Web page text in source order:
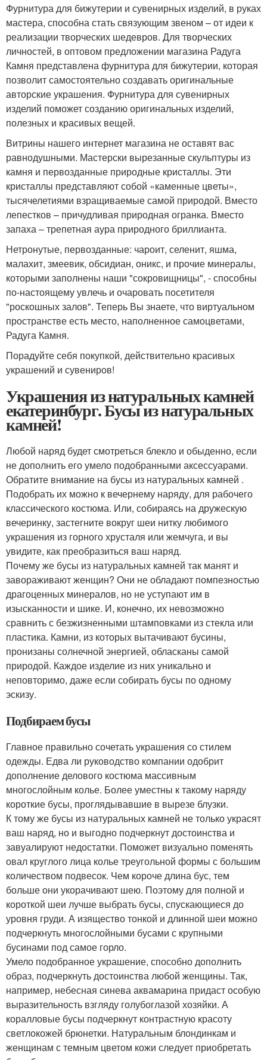
Фурнитура для бижутерии и сувенирных изделий, в руках
мастера, способна стать связующим звеном – от идеи к
реализации творческих шедевров. Для творческих
личностей, в оптовом предложении магазина Радуга
Камня представлена фурнитура для бижутерии, которая
позволит самостоятельно создавать оригинальные
авторские украшения. Фурнитура для сувенирных
изделий поможет созданию оригинальных изделий,
полезных и красивых вещей.
Витрины нашего интернет магазина не оставят вас
равнодушными. Мастерски вырезанные скульптуры из
камня и первозданные природные кристаллы. Эти
кристаллы представляют собой «каменные цветы»,
тысячелетиями взращиваемые самой природой. Вместо
лепестков – причудливая природная огранка. Вместо
запаха – трепетная аура природного бриллианта.
Нетронутые, первозданные: чароит, селенит, яшма,
малахит, змеевик, обсидиан, оникс, и прочие минералы,
которыми заполнены наши "сокровищницы", - способны
по-настоящему увлечь и очаровать посетителя
"роскошных залов". Теперь Вы знаете, что виртуальном
пространстве есть место, наполненное самоцветами,
Радуга Камня.
Порадуйте себя покупкой, действительно красивых
украшений и сувениров!
Украшения из натуральных камней
екатеринбург. Бусы из натуральных
камней!
Любой наряд будет смотреться блекло и обыденно, если
не дополнить его умело подобранными аксессуарами.
Обратите внимание на бусы из натуральных камней .
Подобрать их можно к вечернему наряду, для рабочего
классического костюма. Или, собираясь на дружескую
вечеринку, застегните вокруг шеи нитку любимого
украшения из горного хрусталя или жемчуга, и вы
увидите, как преобразиться ваш наряд.
Почему же бусы из натуральных камней так манят и
завораживают женщин? Они не обладают помпезностью
драгоценных минералов, но не уступают им в
изысканности и шике. И, конечно, их невозможно
сравнить с безжизненными штамповками из стекла или
пластика. Камни, из которых вытачивают бусины,
пронизаны солнечной энергией, обласканы самой
природой. Каждое изделие из них уникально и
неповторимо, даже если собирать бусы по одному
эскизу.
Подбираем бусы
Главное правильно сочетать украшения со стилем
одежды. Едва ли руководство компании одобрит
дополнение делового костюма массивным
многослойным колье. Более уместны к такому наряду
короткие бусы, проглядывавшие в вырезе блузки.
К тому же бусы из натуральных камней не только украсят
ваш наряд, но и выгодно подчеркнут достоинства и
завуалируют недостатки. Поможет визуально поменять
овал круглого лица колье треугольной формы с большим
количеством подвесок. Чем короче длина бус, тем
больше они укорачивают шею. Поэтому для полной и
короткой шеи лучше выбрать бусы, спускающиеся до
уровня груди. А изящество тонкой и длинной шеи можно
подчеркнуть многослойными бусами с крупными
бусинами под самое горло.
Умело подобранное украшение, способно дополнить
образ, подчеркнуть достоинства любой женщины. Так,
например, небесная синева аквамарина придаст особую
выразительность взгляду голубоглазой хозяйки. А
коралловые бусы подчеркнут контрастную красоту
светлокожей брюнетки. Натуральным блондинкам и
женщинам с темным цветом кожи следует приобретать